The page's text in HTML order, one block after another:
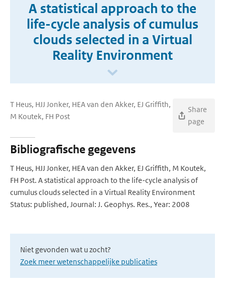
A statistical approach to the
life-cycle analysis of cumulus
clouds selected in a Virtual
Reality Environment
T Heus, HJJ Jonker, HEA van den Akker, EJ Griffith,
M Koutek, FH Post
Share
page
Bibliografische gegevens
T Heus, HJJ Jonker, HEA van den Akker, EJ Griffith, M Koutek,
FH Post. A statistical approach to the life-cycle analysis of
cumulus clouds selected in a Virtual Reality Environment
Status: published, Journal: J. Geophys. Res., Year: 2008
Niet gevonden wat u zocht?
Zoek meer wetenschappelijke publicaties